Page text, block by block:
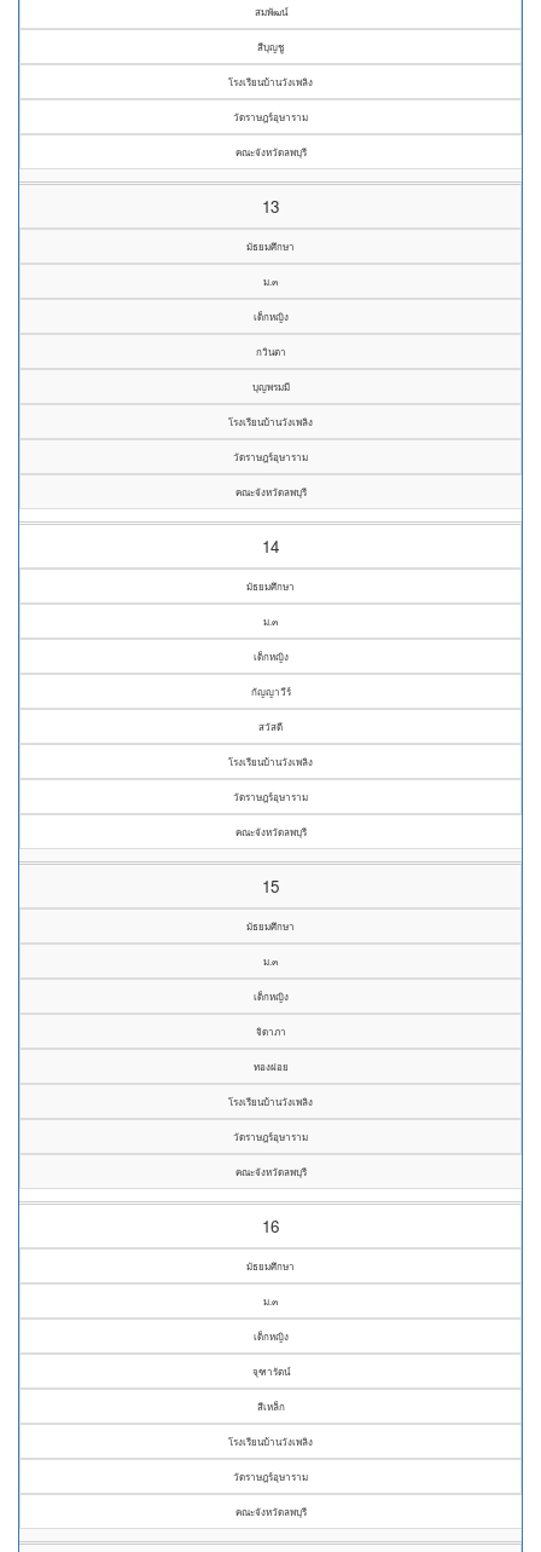
สมพัฒน์
สีบุญชู
โรงเรียนบ้านวังเพลิง
วัดราษฎร์อุษาราม
คณะจังหวัดลพบุรี
13
มัธยมศึกษา
ม.๓
เด็กหญิง
กวินตา
บุญพรมมี
โรงเรียนบ้านวังเพลิง
วัดราษฎร์อุษาราม
คณะจังหวัดลพบุรี
14
มัธยมศึกษา
ม.๓
เด็กหญิง
กัญญาวีร์
สวัสดี
โรงเรียนบ้านวังเพลิง
วัดราษฎร์อุษาราม
คณะจังหวัดลพบุรี
15
มัธยมศึกษา
ม.๓
เด็กหญิง
จิดาภา
ทองฝอย
โรงเรียนบ้านวังเพลิง
วัดราษฎร์อุษาราม
คณะจังหวัดลพบุรี
16
มัธยมศึกษา
ม.๓
เด็กหญิง
จุฑารัตน์
สีเหล็ก
โรงเรียนบ้านวังเพลิง
วัดราษฎร์อุษาราม
คณะจังหวัดลพบุรี